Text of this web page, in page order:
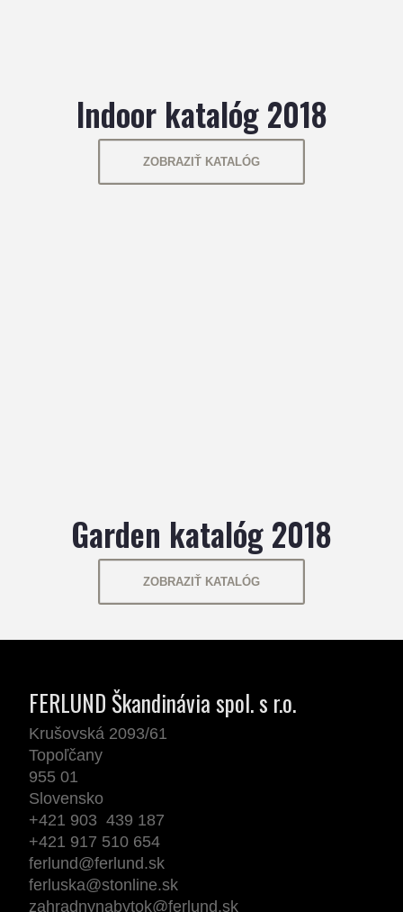
Indoor katalóg 2018
ZOBRAZIŤ KATALÓG
Garden katalóg 2018
ZOBRAZIŤ KATALÓG
FERLUND Škandinávia spol. s r.o.
Krušovská 2093/61
Topoľčany
955 01
Slovensko
+421 903 439 187
+421 917 510 654
ferlund@ferlund.sk
ferluska@stonline.sk
zahradnynabytok@ferlund.sk